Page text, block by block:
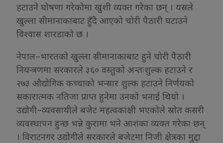
हटाउने घोषणा गरेकोमा खुशी व्यक्त गरेका छन् । यसले
खुल्ला सीमानाकाबाट हुँदै आएको चोरी पैठारी घटाउने
विश्वास शारडाको छ ।
नेपाल–भारतको खुल्ला सीमानाकाबाट हुने चोरी पैठारी
नियन्त्रणमा सरकारले ३६० वस्तुको अन्तःशुल्क हटाउने र
२७३ औद्योगिक कच्चाको भन्सार शुल्क हटाउने निर्णयको
सकारात्मक नतिजा प्राप्त हुनेमा उनको भनाई थियो ।
उद्योगी–व्यवसायीले बजेट महत्वकांक्षी भएकोले स्रोत कसरी
व्यवस्थापन हुन्छ भन्ने कुरामा भने आशंका व्यक्त गरेका छन्
। विराटनगर उद्योगीले सरकारले बजेटमा निजी क्षेत्रका मुद्दा